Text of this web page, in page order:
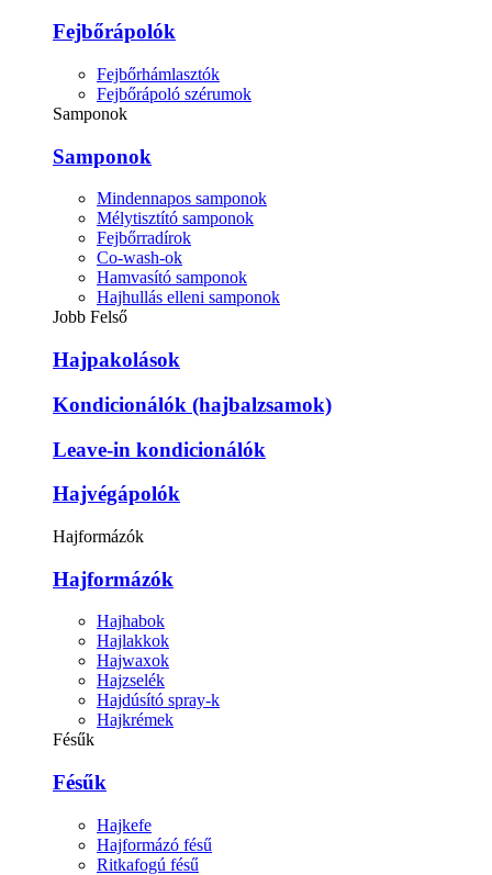
Fejbőrápolók
Fejbőrhámlasztók
Fejbőrápoló szérumok
Samponok
Samponok
Mindennapos samponok
Mélytisztító samponok
Fejbőrradírok
Co-wash-ok
Hamvasító samponok
Hajhullás elleni samponok
Jobb Felső
Hajpakolások
Kondicionálók (hajbalzsamok)
Leave-in kondicionálók
Hajvégápolók
Hajformázók
Hajformázók
Hajhabok
Hajlakkok
Hajwaxok
Hajzselék
Hajdúsító spray-k
Hajkrémek
Fésűk
Fésűk
Hajkefe
Hajformázó fésű
Ritkafogú fésű